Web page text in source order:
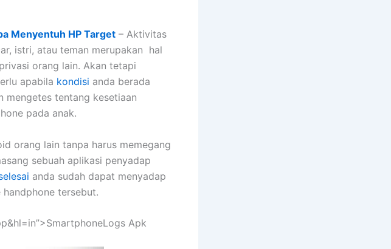
Menyentuh HP Target – Aktivitas
istri, atau teman merupakan hal
orang lain. Akan tetapi
apabila kondisi anda berada
mengetes tentang kesetiaan
pada anak.
orang lain tanpa harus memegang
sebuah aplikasi penyadap
anda sudah dapat menyadap
tersebut.
Apk